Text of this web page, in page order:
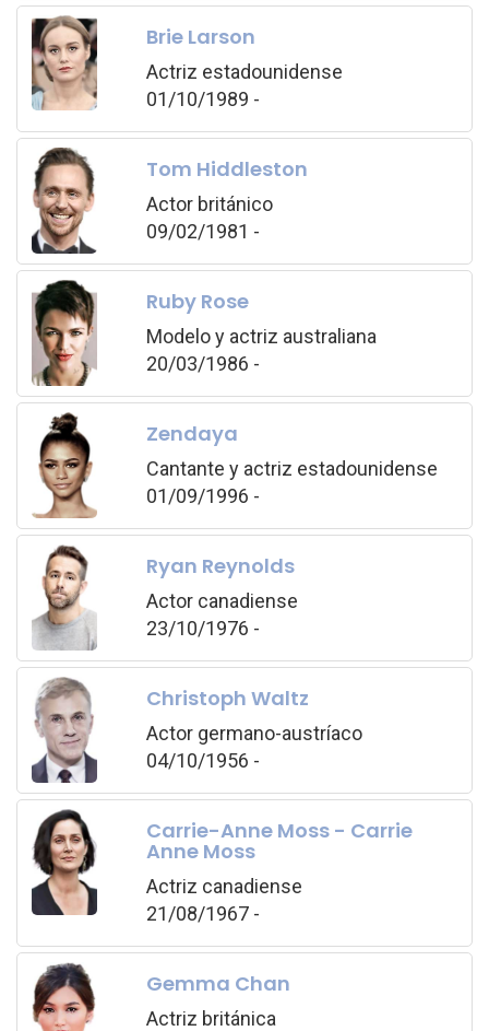
Brie Larson
Actriz estadounidense
01/10/1989 -
Tom Hiddleston
Actor británico
09/02/1981 -
Ruby Rose
Modelo y actriz australiana
20/03/1986 -
Zendaya
Cantante y actriz estadounidense
01/09/1996 -
Ryan Reynolds
Actor canadiense
23/10/1976 -
Christoph Waltz
Actor germano-austríaco
04/10/1956 -
Carrie-Anne Moss - Carrie
Anne Moss
Actriz canadiense
21/08/1967 -
Gemma Chan
Actriz británica